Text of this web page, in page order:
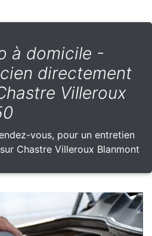
à domicile -
directement
Villeroux
vous, pour un entretien
Chastre Villeroux Blanmont